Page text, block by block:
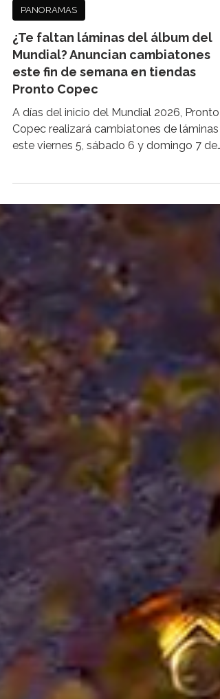
PANORAMAS
¿Te faltan láminas del álbum del
Mundial? Anuncian cambiatones
este fin de semana en tiendas
A días del inicio del Mundial 2026, Pronto
este viernes 5, sábado 6 y domingo 7 de
junio en tiendas seleccionadas de la
Metropolitana y Valparaíso. La actividad
incluirá espacios de intercambio, sobres
regalo para los primeros asistentes y
desafíos para ganar premios adicionales.
Quienes todavía buscan completar el
álbum del Mundial 2026 tendrán una
oportunidad este fin de semana. En la
previa del inicio del torneo, se re